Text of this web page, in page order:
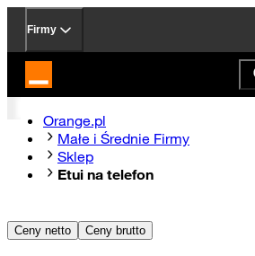
Firmy
Strona główna Orange.pl
Orange.pl
Małe i Średnie Firmy
Sklep
Etui na telefon
Ceny netto Ceny brutto